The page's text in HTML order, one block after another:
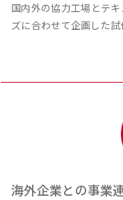
国内外の協⼒⼯場とテ
ズに合わせて企画した試
海外企業との事業